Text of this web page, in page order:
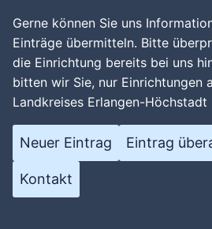
Gerne können Sie uns
Einträge übermitteln. Bitte
die Einrichtung bereits bei uns
bitten wir Sie, nur Einrichtungen
Landkreises Erlangen-
Neuer Eintrag Eintrag
Kontakt